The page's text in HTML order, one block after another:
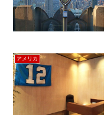
アメリカ